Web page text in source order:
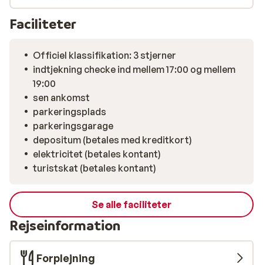
familie. Inden for gåafstand af hytten vil du finde en
hyggelig restaurant, hvor du kan nyde en lækker
Faciliteter
Officiel klassifikation: 3 stjerner
indtjekning checke ind mellem 17:00 og mellem
19:00
sen ankomst
parkeringsplads
parkeringsgarage
depositum (betales med kreditkort)
elektricitet (betales kontant)
turistskat (betales kontant)
Se alle faciliteter
Rejseinformation
Forplejning